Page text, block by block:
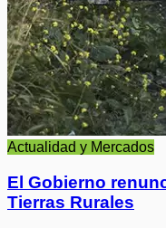
Actualidad y Mercados
El Gobierno
Tierras Rurales